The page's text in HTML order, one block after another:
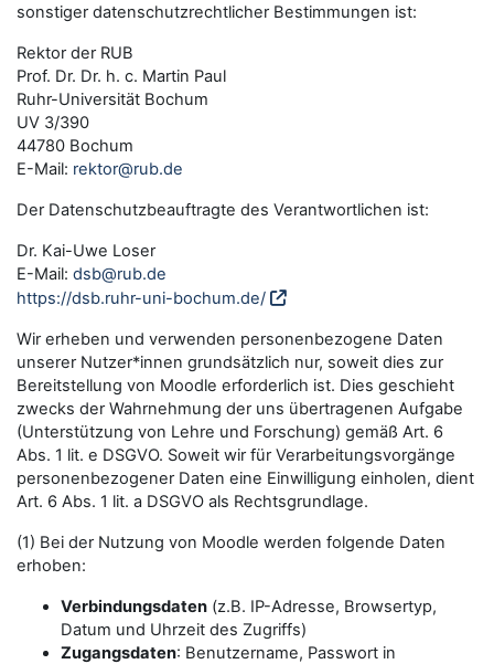
sonstiger datenschutzrechtlicher Bestimmungen ist:
Rektor der RUB
Prof. Dr. Dr. h. c. Martin Paul
Ruhr-Universität Bochum
UV 3/390
44780 Bochum
E-Mail: rektor@rub.de
Der Datenschutzbeauftragte des Verantwortlichen ist:
Dr. Kai-Uwe Loser
E-Mail: dsb@rub.de
https://dsb.ruhr-uni-bochum.de/
Wir erheben und verwenden personenbezogene Daten
unserer Nutzer*innen grundsätzlich nur, soweit dies zur
Bereitstellung von Moodle erforderlich ist. Dies geschieht
zwecks der Wahrnehmung der uns übertragenen Aufgabe
(Unterstützung von Lehre und Forschung) gemäß Art. 6
Abs. 1 lit. e DSGVO. Soweit wir für Verarbeitungsvorgänge
personenbezogener Daten eine Einwilligung einholen, dient
Art. 6 Abs. 1 lit. a DSGVO als Rechtsgrundlage.
(1) Bei der Nutzung von Moodle werden folgende Daten
erhoben:
Verbindungsdaten (z.B. IP-Adresse, Browsertyp,
Datum und Uhrzeit des Zugriffs)
Zugangsdaten: Benutzername, Passwort in